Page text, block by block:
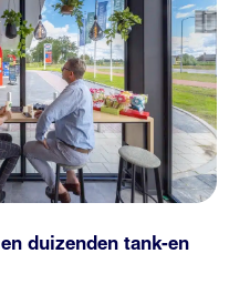
en duizenden tank-en